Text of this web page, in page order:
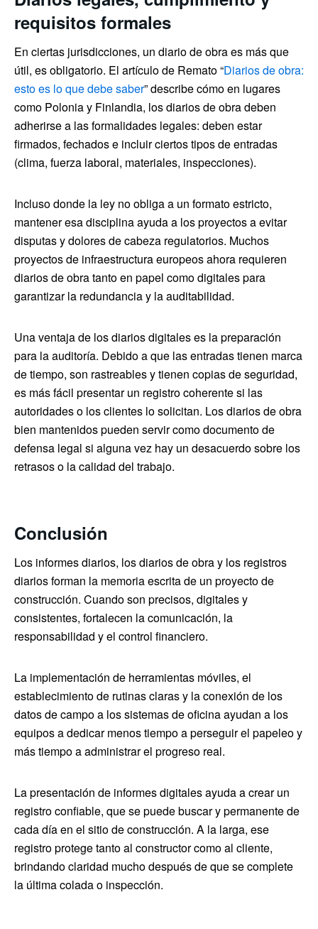
requisitos formales
En ciertas jurisdicciones, un diario de obra es más que
útil, es obligatorio. El artículo de Remato “Diarios de obra:
esto es lo que debe saber” describe cómo en lugares
como Polonia y Finlandia, los diarios de obra deben
adherirse a las formalidades legales: deben estar
firmados, fechados e incluir ciertos tipos de entradas
(clima, fuerza laboral, materiales, inspecciones).
Incluso donde la ley no obliga a un formato estricto,
mantener esa disciplina ayuda a los proyectos a evitar
disputas y dolores de cabeza regulatorios. Muchos
proyectos de infraestructura europeos ahora requieren
diarios de obra tanto en papel como digitales para
garantizar la redundancia y la auditabilidad.
Una ventaja de los diarios digitales es la preparación
para la auditoría. Debido a que las entradas tienen marca
de tiempo, son rastreables y tienen copias de seguridad,
es más fácil presentar un registro coherente si las
autoridades o los clientes lo solicitan. Los diarios de obra
bien mantenidos pueden servir como documento de
defensa legal si alguna vez hay un desacuerdo sobre los
retrasos o la calidad del trabajo.
Conclusión
Los informes diarios, los diarios de obra y los registros
diarios forman la memoria escrita de un proyecto de
construcción. Cuando son precisos, digitales y
consistentes, fortalecen la comunicación, la
responsabilidad y el control financiero.
La implementación de herramientas móviles, el
establecimiento de rutinas claras y la conexión de los
datos de campo a los sistemas de oficina ayudan a los
equipos a dedicar menos tiempo a perseguir el papeleo y
más tiempo a administrar el progreso real.
La presentación de informes digitales ayuda a crear un
registro confiable, que se puede buscar y permanente de
cada día en el sitio de construcción. A la larga, ese
registro protege tanto al constructor como al cliente,
brindando claridad mucho después de que se complete
la última colada o inspección.